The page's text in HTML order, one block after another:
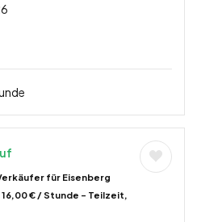
für Eisenberg
€ / Stunde – Teilzeit,